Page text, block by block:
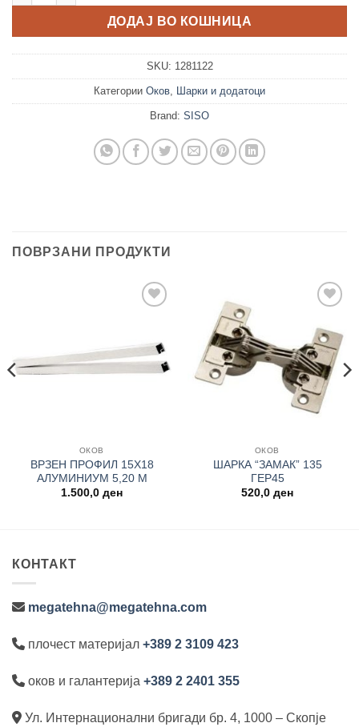
ДОДАЈ ВО КОШНИЦА
SKU: 1281122
Категории Оков, Шарки и додатоци
Brand: SISO
ПОВРЗАНИ ПРОДУКТИ
ОКОВ
ВРЗЕН ПРОФИЛ 15Х18
АЛУМИНИУМ 5,20 М
1.500,0 ден
wishlist
ОКОВ
ШАРКА “ЗАМАК” 135
ГЕР45
520,0 ден
КОНТАКТ
megatehna@megatehna.com
плочест материјал +389 2 3109 423
оков и галантерија +389 2 2401 355
Ул. Интернационални бригади бр. 4, 1000 – Скопје